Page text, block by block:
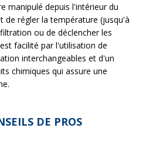
manipulé depuis l'intérieur du
de régler la température (jusqu'à
ou de déclencher les
facilité par l'utilisation de
interchangeables et d'un
chimiques qui assure une
DE PROS